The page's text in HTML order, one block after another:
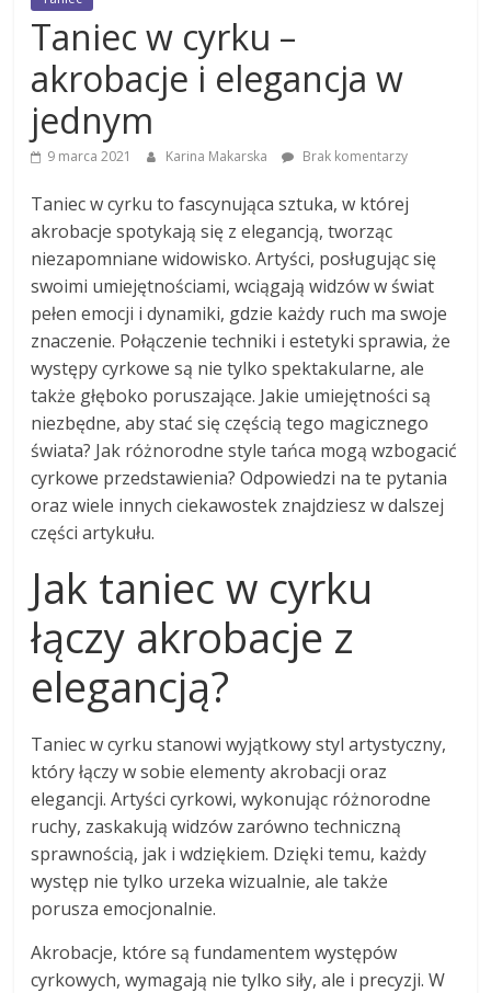
Taniec w cyrku –
akrobacje i elegancja w
jednym
9 marca 2021 Karina Makarska Brak komentarzy
Taniec w cyrku to fascynująca sztuka, w której
akrobacje spotykają się z elegancją, tworząc
niezapomniane widowisko. Artyści, posługując się
swoimi umiejętnościami, wciągają widzów w świat
pełen emocji i dynamiki, gdzie każdy ruch ma swoje
znaczenie. Połączenie techniki i estetyki sprawia, że
występy cyrkowe są nie tylko spektakularne, ale
także głęboko poruszające. Jakie umiejętności są
niezbędne, aby stać się częścią tego magicznego
świata? Jak różnorodne style tańca mogą wzbogacić
cyrkowe przedstawienia? Odpowiedzi na te pytania
oraz wiele innych ciekawostek znajdziesz w dalszej
części artykułu.
Jak taniec w cyrku
łączy akrobacje z
elegancją?
Taniec w cyrku stanowi wyjątkowy styl artystyczny,
który łączy w sobie elementy akrobacji oraz
elegancji. Artyści cyrkowi, wykonując różnorodne
ruchy, zaskakują widzów zarówno techniczną
sprawnością, jak i wdziękiem. Dzięki temu, każdy
występ nie tylko urzeka wizualnie, ale także
porusza emocjonalnie.
Akrobacje, które są fundamentem występów
cyrkowych, wymagają nie tylko siły, ale i precyzji. W